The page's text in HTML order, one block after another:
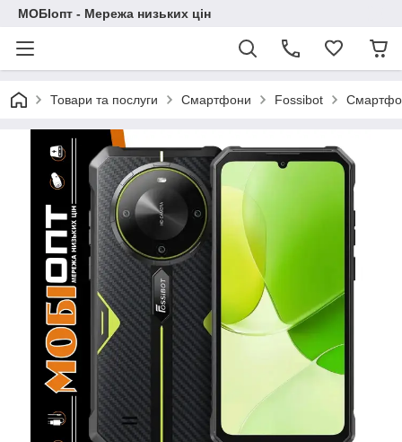
МОБІопт - Мережа низьких цін
Товари та послуги Смартфони Fossibot